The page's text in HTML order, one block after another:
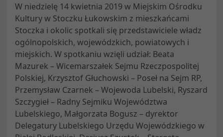
W niedzielę 14 kwietnia 2019 w Miejskim Ośrodku
Kultury w Stoczku Łukowskim z mieszkańcami
Stoczka i okolic spotkali się przedstawiciele władz
ogólnopolskich, wojewódzkich, powiatowych i
miejskich. W spotkaniu wzięli udział: Beata
Mazurek – Wicemarszałek Sejmu Rzeczpospolitej
Polskiej, Krzysztof Głuchowski – Poseł na Sejm RP,
Przemysław Czarnek – Wojewoda Lubelski, Ryszard
Szczygieł – Radny Sejmiku Województwa
Lubelskiego, Małgorzata Bogusz – dyrektor
Delegatury Lubelskiego Urzędu Wojewódzkiego w